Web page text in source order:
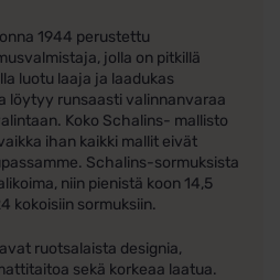
1944 perustettu
jolla on pitkillä
luotu laaja ja laadukas
löytyy runsaasti valinnanvaraa
Koko Schalins- mallisto
ihan kaikki mallit eivät
Schalins-sormuksista
niin pienistä koon 14,5
kokoisiin sormuksiin.
ruotsalaista designia,
sekä korkeaa laatua.